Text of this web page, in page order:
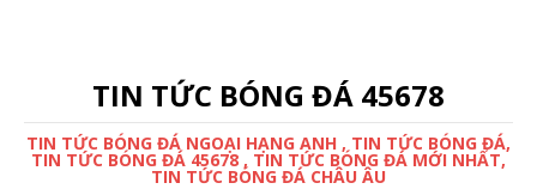
TIN TỨC BÓNG ĐÁ 45678
TIN TỨC BÓNG ĐÁ NGOẠI HẠNG ANH , TIN TỨC BÓNG ĐÁ,
TIN TỨC BÓNG ĐÁ 45678 , TIN TỨC BÓNG ĐÁ MỚI NHẤT,
TIN TỨC BÓNG ĐÁ CHÂU ÂU